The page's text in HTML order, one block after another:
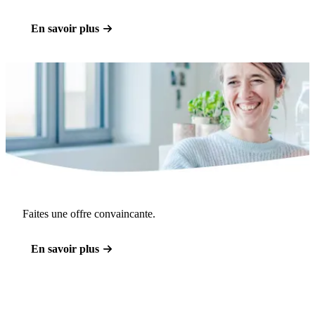
En savoir plus
Faites une offre convaincante.
En savoir plus